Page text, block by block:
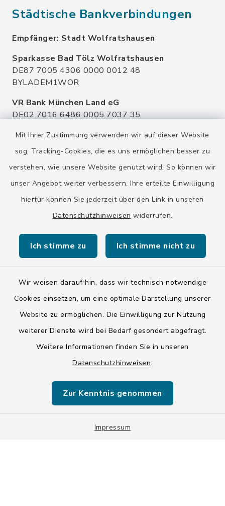
Mit Ihrer Zustimmung verwenden wir auf dieser Website
sog. Tracking-Cookies, die es uns ermöglichen besser zu
verstehen, wie unsere Website genutzt wird. So können wir
unser Angebot weiter verbessern. Ihre erteilte Einwilligung
hierfür können Sie jederzeit über den Link in unseren
Datenschutzhinweisen widerrufen.
Ich stimme zu Ich stimme nicht zu
Wir weisen darauf hin, dass wir technisch notwendige
Cookies einsetzen, um eine optimale Darstellung unserer
Website zu ermöglichen. Die Einwilligung zur Nutzung
weiterer Dienste wird bei Bedarf gesondert abgefragt.
Weitere Informationen finden Sie in unseren
Datenschutzhinweisen.
Zur Kenntnis genommen
Impressum
Städtische Bankverbindungen
Empfänger: Stadt Wolfratshausen
Sparkasse Bad Tölz Wolfratshausen
DE87 7005 4306 0000 0012 48
BYLADEM1WOR
VR Bank München Land eG
DE02 7016 6486 0005 7037 35
Raiffeisenbank Isar Loisachtal eG
DE92 7016 9543 0001 0005 00
GENODEF1HHS
HypoVereinsbank
DE20 7002 0270 3630 1010 09
HYVEDEMMXXX
Kontakt
Datenschutz
Sitemap